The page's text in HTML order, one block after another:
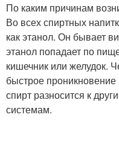
По каким причинам
Во всех спиртных
как этанол. Он бывает
этанол попадает по
кишечник или желудок.
быстрое
спирт разносится к
системам.